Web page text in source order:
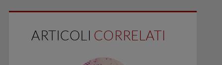
ARTICOLI CORRELATI